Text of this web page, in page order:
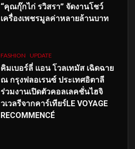
“คุณกุ๊กไก่ รวิสรา” จัดงานโชว์
เครื่องเพชรมูลค่าหลายล้านบาท
FASHION UPDATE
คิมเบอร์ลี่ แอน โวลเทมัส เฉิดฉาย
ณ กรุงฟลอเรนซ์ ประเทศอิตาลี
ร่วมงานเปิดตัวคอลเลคชั่นไฮจิ
วเวลรีจากคาร์เทียร์LE VOYAGE
RECOMMENCÉ